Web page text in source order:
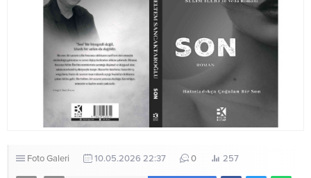
Foto Galeri 10.05.2026 22:37 0 257